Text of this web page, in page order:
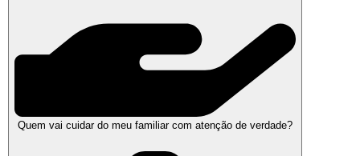
Quem vai cuidar do meu familiar com atenção de verdade?